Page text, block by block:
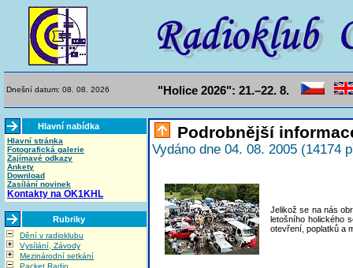
Dnešní datum: 08. 08. 2026 "Holice 2026": 21.–22. 8.
Hlavní nabídka
Hlavní stránka
Fotografická galerie
Zajímavé odkazy
Ankety
Download
Zasílání novinek
Kontakty na OK1KHL
Rubriky
Dění v radioklubu
Vysílání, Závody
Mezinárodní setkání
Packet Radio
Podrobnější
Vydáno dne 04. 08. 2005 (14174
Jelikož se na nás
letošního holického
otevření, poplatků a